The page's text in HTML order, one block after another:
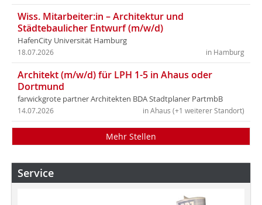
Wiss. Mitarbeiter:in – Architektur und
Städtebaulicher Entwurf (m/w/d)
HafenCity Universität Hamburg
in Hamburg
18.07.2026
Architekt (m/w/d) für LPH 1-5 in Ahaus oder
Dortmund
farwickgrote partner Architekten BDA Stadtplaner PartmbB
in Ahaus (+1 weiterer Standort)
14.07.2026
Mehr Stellen
Service